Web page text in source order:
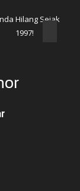
Hilang Sejak
1997!